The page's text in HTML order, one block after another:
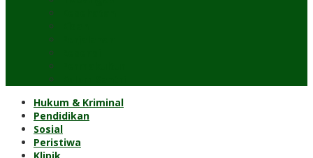
Hukum & Kriminal
Pendidikan
Sosial
Peristiwa